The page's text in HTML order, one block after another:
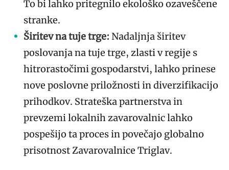
To bi lahko pritegnilo ekološko ozaveščene
stranke.
Širitev na tuje trge: Nadaljnja širitev
poslovanja na tuje trge, zlasti v regije s
hitrorastočimi gospodarstvi, lahko prinese
nove poslovne priložnosti in diverzifikacijo
prihodkov. Strateška partnerstva in
prevzemi lokalnih zavarovalnic lahko
pospešijo ta proces in povečajo globalno
prisotnost Zavarovalnice Triglav.